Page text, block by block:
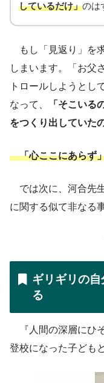
しているだけ」のは
もし「見返り」を
しまいます。「お父
トロールしようとし
なって、
「そこいる
をつくり出していた
「心ここにあらず
では次に、河合先
に関する似て非なる
ギリギリの
る
『人間の深層にひ
登校になった子ども